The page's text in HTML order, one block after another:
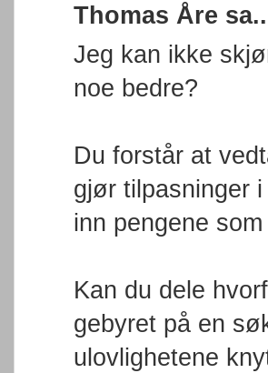
Thomas Åre
Jeg kan ikke
noe bedre?
Du forstår at
gjør tilpasninger
inn pengene
Kan du dele
gebyret på en
ulovlighetene